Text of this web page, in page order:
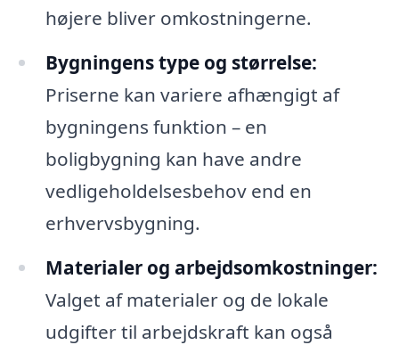
højere bliver omkostningerne.
Bygningens type og størrelse:
Priserne kan variere afhængigt af
bygningens funktion – en
boligbygning kan have andre
vedligeholdelsesbehov end en
erhvervsbygning.
Materialer og arbejdsomkostninger:
Valget af materialer og de lokale
udgifter til arbejdskraft kan også